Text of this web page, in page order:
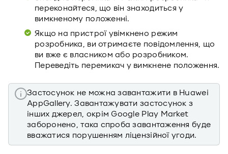
переконайтеся, що він знаходиться у
вимкненому положенні.
Якщо на пристрої увімкнено режим
розробника, ви отримаєте повідомлення, що
ви вже є власником або розробником.
Переведіть перемикач у вимкнене положення.
Застосунок не можна завантажити в Huawei
AppGallery. Завантажувати застосунок з
інших джерел, окрім Google Play Market
заборонено, така спроба завантаження буде
вважатися порушенням ліцензійної угоди.